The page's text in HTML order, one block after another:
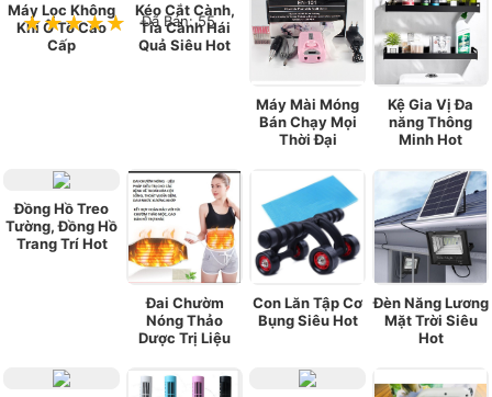
★★★★★
★★★★★ Đã Bán: 55
Máy Lọc Không
Khí Ô Tô Cao
Cấp
Kéo Cắt Cành,
Tỉa Cành Hái
Quả Siêu Hot
Máy Mài Móng
Bán Chạy Mọi
Thời Đại
Kệ Gia Vị Đa
năng Thông
Minh Hot
Đồng Hồ Treo
Tường, Đồng Hồ
Trang Trí Hot
Đai Chườm
Nóng Thảo
Dược Trị Liệu
Con Lăn Tập Cơ
Bụng Siêu Hot
Đèn Năng Lương
Mặt Trời Siêu
Hot